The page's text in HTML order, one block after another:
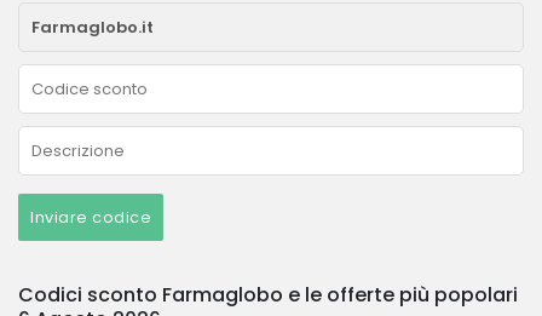
Inviare codice
Codici sconto Farmaglobo e le offerte più popolari